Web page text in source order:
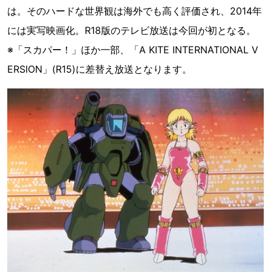
は。そのハードな世界観は海外でも高く評価され、2014年
には実写映画化。R18版のテレビ放送は今回が初となる。
※「スカパー！」ほか一部、「A KITE INTERNATIONAL V
ERSION」(R15)に差替え放送となります。